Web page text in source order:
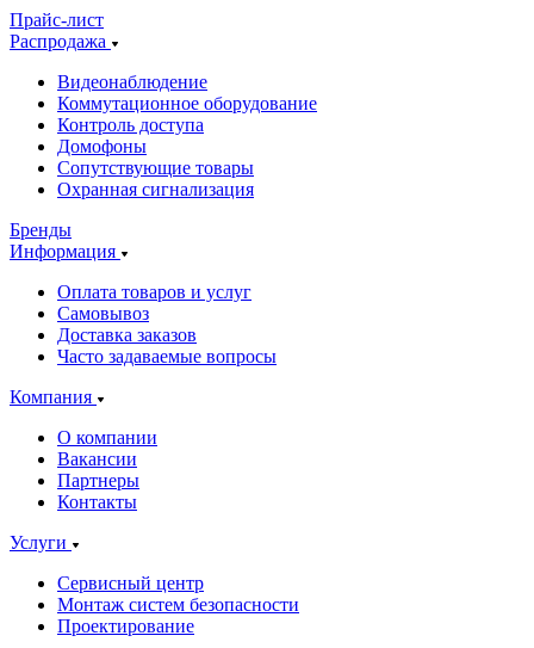
Прайс-лист
Распродажа
Видеонаблюдение
Коммутационное оборудование
Контроль доступа
Домофоны
Сопутствующие товары
Охранная сигнализация
Бренды
Информация
Оплата товаров и услуг
Самовывоз
Доставка заказов
Часто задаваемые вопросы
Компания
О компании
Вакансии
Партнеры
Контакты
Услуги
Сервисный центр
Монтаж систем безопасности
Проектирование